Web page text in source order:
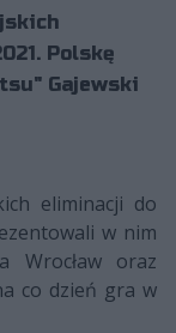
Polskę
Gajewski
eliminacji do
w nim
Wrocław oraz
co dzień gra w